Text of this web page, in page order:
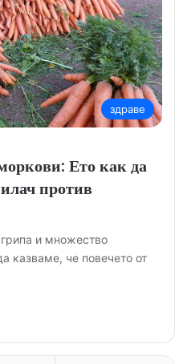
здраве
Ето как да
против
и множество
казваме, че повечето от